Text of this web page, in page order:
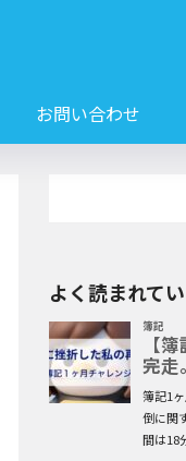
お問い合わせ
よく読まれて